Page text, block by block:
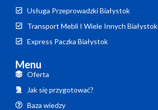
Usługa Przeprowadzki Białystok
Transport Mebli I Wiele Innych Białystok
Express Paczka Białystok
Menu
Oferta
Jak się przygotować?
Baza wiedzy